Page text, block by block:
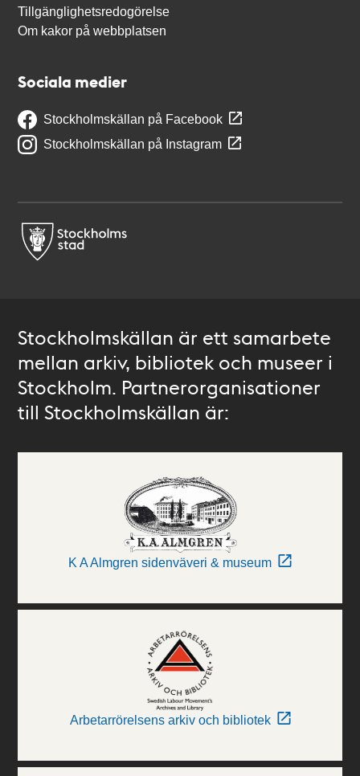
Tillgänglighetsredogörelse
Om kakor på webbplatsen
Sociala medier
Stockholmskällan på Facebook
Stockholmskällan på Instagram
Stockholmskällan är ett samarbete
mellan arkiv, bibliotek och museer i
Stockholm. Partnerorganisationer
till Stockholmskällan är:
K A Almgren sidenväveri & museum
Arbetarrörelsens arkiv och bibliotek